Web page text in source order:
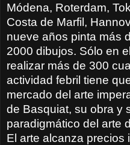
Módena, Roterdam,
Costa de Marfil,
nueve años pinta más
2000 dibujos. Sólo en
realizar más de 300
actividad febril tiene
mercado del arte
de Basquiat, su obra y
paradigmático del arte
El arte alcanza precios